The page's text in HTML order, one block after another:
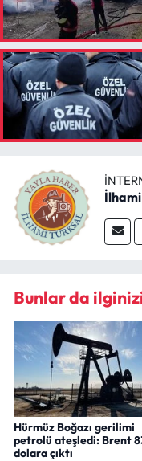
Bunlar da
Hürmüz Boğazı gerilimi
petrolü ateşledi: Brent
dolara çıktı